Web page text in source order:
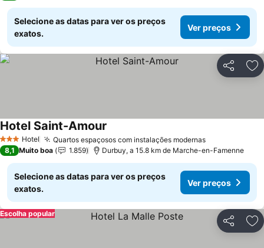
Selecione as datas para ver os preços
exatos.
Ver preços
Partilhar
3 EstrelasHotel Quartos espaçosos com instalações modernas
Hotel Saint-Amour
8,1 Muito boa 1.859 Durbuy, a 15.8 km de Marche-en-Famenne
Selecione as datas para ver os preços
exatos.
Ver preços
Partilhar
Escolha popular